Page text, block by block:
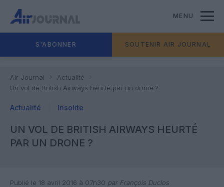
MENU
S'ABONNER SOUTENIR AIR JOURNAL
Air Journal
Actualité
Un vol de British Airways heurté par un drone ?
Actualité Insolite
UN VOL DE BRITISH AIRWAYS HEURTÉ
PAR UN DRONE ?
Publié le 18 avril 2016 à 07h30 par François Duclos